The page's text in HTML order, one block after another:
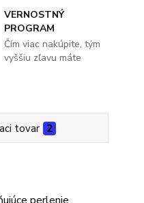
VERNOSTNÝ
PROGRAM
Čím viac nakúpite, tým
vyššiu zľavu máte
tovar 2